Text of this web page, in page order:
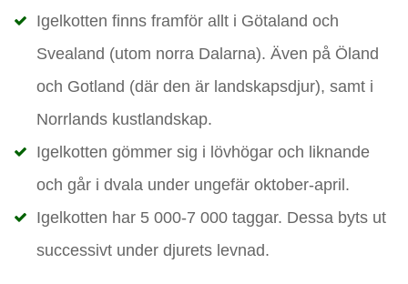
Igelkotten finns framför allt i Götaland och
Svealand (utom norra Dalarna). Även på Öland
och Gotland (där den är landskapsdjur), samt i
Norrlands kustlandskap.
Igelkotten gömmer sig i lövhögar och liknande
och går i dvala under ungefär oktober-april.
Igelkotten har 5 000-7 000 taggar. Dessa byts ut
successivt under djurets levnad.